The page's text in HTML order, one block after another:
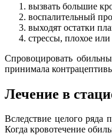
вызвать большие
воспалительный
выходят остатки
стрессы, плохое
Спровоцировать
принимала
Лечение в
Вследствие целого ряда
Когда кровотечение